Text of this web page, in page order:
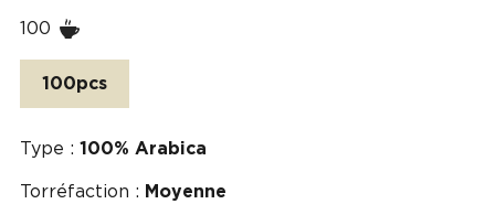
100
100pcs
Type : 100% Arabica
Torréfaction : Moyenne